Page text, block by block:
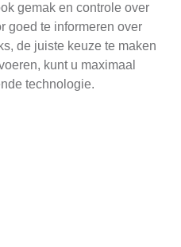
gemak en controle over
goed te informeren over
de juiste keuze te maken
kunt u maximaal
technologie.